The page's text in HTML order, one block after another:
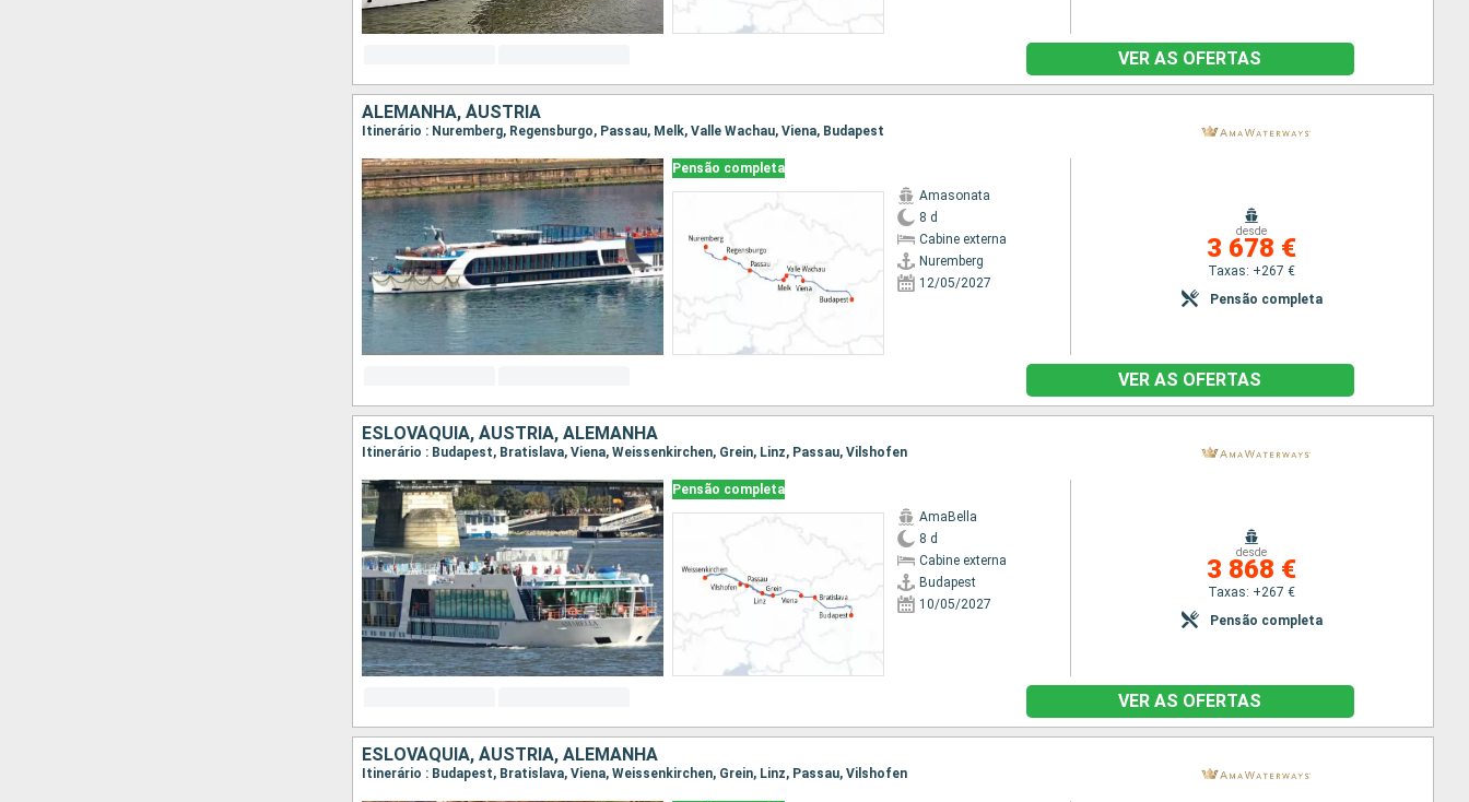
VER AS OFERTAS
ALEMANHA, ÁUSTRIA
Itinerário : Nuremberg, Regensburgo, Passau, Melk, Valle Wachau, Viena, Budapest
Pensão completa
Amasonata
8 d
Cabine externa
Nuremberg
12/05/2027
desde
3 678 €
Taxas: +267 €
Pensão completa
VER AS OFERTAS
ESLOVÁQUIA, ÁUSTRIA, ALEMANHA
Itinerário : Budapest, Bratislava, Viena, Weissenkirchen, Grein, Linz, Passau, Vilshofen
Pensão completa
AmaBella
8 d
Cabine externa
Budapest
10/05/2027
desde
3 868 €
Taxas: +267 €
Pensão completa
VER AS OFERTAS
ESLOVÁQUIA, ÁUSTRIA, ALEMANHA
Itinerário : Budapest, Bratislava, Viena, Weissenkirchen, Grein, Linz, Passau, Vilshofen